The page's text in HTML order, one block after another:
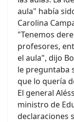
aula" había
Carolina
"Tenemos
profesores,
el aula", dijo
le preguntaba
que lo quería
El general
ministro de
declaraciones